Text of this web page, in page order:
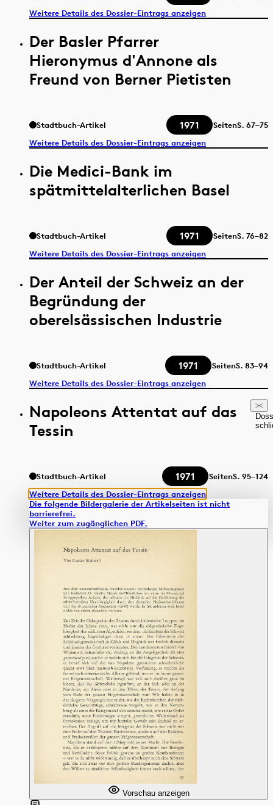
Weitere Details des Dossier-Eintrags anzeigen
Der Basler Pfarrer
Hieronymus d'Annone als
Freund von Berner Pietisten
Stadtbuch-Artikel 1971 SeitenS. 67–75
Weitere Details des Dossier-Eintrags anzeigen
Die Medici-Bank im
spätmittelalterlichen Basel
Stadtbuch-Artikel 1971 SeitenS. 76–82
Weitere Details des Dossier-Eintrags anzeigen
Der Anteil der Schweiz an der
Begründung der
oberelsässischen Industrie
Stadtbuch-Artikel 1971 SeitenS. 83–94
Weitere Details des Dossier-Eintrags anzeigen
Napoleons Attentat auf das
Tessin
Stadtbuch-Artikel 1971 SeitenS. 95–124
Weitere Details des Dossier-Eintrags anzeigen
Die folgende Bildergalerie der Artikelseiten ist nicht
barrierefrei.
Weiter zum zugänglichen PDF.
Vorschau anzeigen